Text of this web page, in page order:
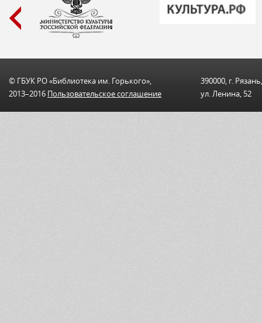
© ГБУК РО «Библиотека им. Горького»,
2013–2016 Пользовательскоe соглашениe
390000, г. Рязань,
ул. Ленина, 52